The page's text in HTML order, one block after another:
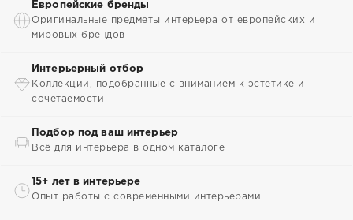
Европейские бренды
Оригинальные предметы интерьера от европейских и
мировых брендов
Интерьерный отбор
Коллекции, подобранные с вниманием к эстетике и
сочетаемости
Подбор под ваш интерьер
Всё для интерьера в одном каталоге
15+ лет в интерьере
Опыт работы с современными интерьерами